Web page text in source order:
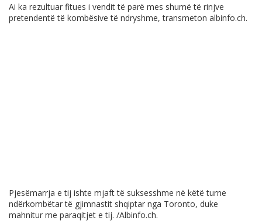
Ai ka rezultuar fitues i vendit të parë mes shumë të rinjve
pretendentë të kombësive të ndryshme, transmeton albinfo.ch.
Pjesëmarrja e tij ishte mjaft të suksesshme në këtë turne
ndërkombëtar të gjimnastit shqiptar nga Toronto, duke
mahnitur me paraqitjet e tij. /Albinfo.ch.